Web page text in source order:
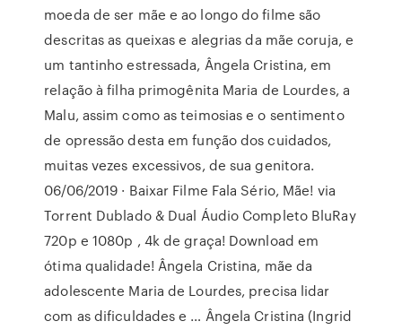
moeda de ser mãe e ao longo do filme são
descritas as queixas e alegrias da mãe coruja, e
um tantinho estressada, Ângela Cristina, em
relação à filha primogênita Maria de Lourdes, a
Malu, assim como as teimosias e o sentimento
de opressão desta em função dos cuidados,
muitas vezes excessivos, de sua genitora.
06/06/2019 · Baixar Filme Fala Sério, Mãe! via
Torrent Dublado & Dual Áudio Completo BluRay
720p e 1080p , 4k de graça! Download em
ótima qualidade! Ângela Cristina, mãe da
adolescente Maria de Lourdes, precisa lidar
com as dificuldades e … Ângela Cristina (Ingrid